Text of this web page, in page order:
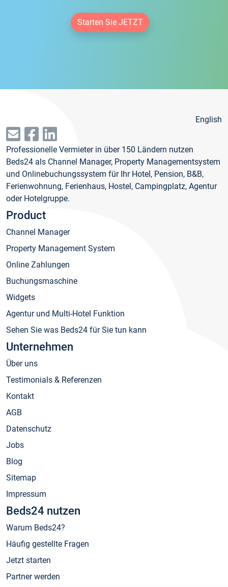
Starten Sie JETZT
English
Professionelle Vermieter in über 150 Ländern nutzen
Beds24 als Channel Manager, Property Managementsystem
und Onlinebuchungssystem für Ihr Hotel, Pension, B&B,
Ferienwohnung, Ferienhaus, Hostel, Campingplatz, Agentur
oder Hotelgruppe.
Product
Channel Manager
Property Management System
Online Zahlungen
Buchungsmaschine
Widgets
Agentur und Multi-Hotel Funktion
Sehen Sie was Beds24 für Sie tun kann
Unternehmen
Über uns
Testimonials & Referenzen
Kontakt
AGB
Datenschutz
Jobs
Blog
Sitemap
Impressum
Beds24 nutzen
Warum Beds24?
Häufig gestellte Fragen
Jetzt starten
Partner werden